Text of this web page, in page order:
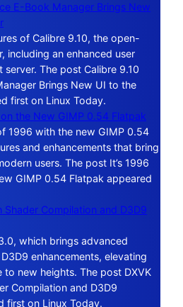
E-Book Manager Brings New
of Calibre 9.10, the open-
including an enhanced user
The post Calibre 9.10
Brings New UI to the
first on Linux Today.
the New GIMP 0.54 Flatpak
1996 with the new GIMP 0.54
and enhancements that bring
users. The post It’s 1996
GIMP 0.54 Flatpak appeared
Shader Compilation and D3D9
which brings advanced
enhancements, elevating
to new heights. The post DXVK
Compilation and D3D9
first on Linux Today.